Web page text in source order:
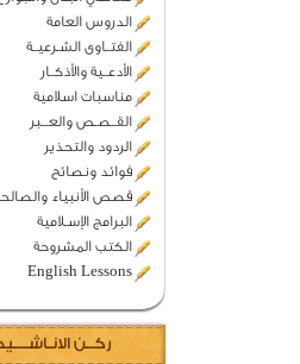
الدروس العامة
الفتــاوى الشـرعيــة
الأدعــية والأذكــار
مناسبات اسلامية
القــصـص والعـــبر
الردود والتحذير
فوائد ونصائح
قصص الأنبياء
البرامج الإسـلامية
الكتب المشروحة
English Lessons
ركــن